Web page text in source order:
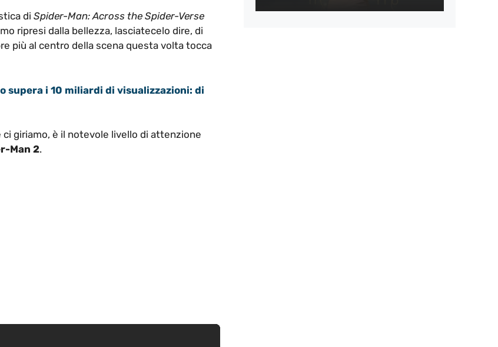
di Spider-Man: Across the Spider-Verse
ripresi dalla bellezza, lasciatecelo dire, di
più al centro della scena questa volta tocca
supera i 10 miliardi di visualizzazioni: di
giriamo, è il notevole livello di attenzione
Man 2.